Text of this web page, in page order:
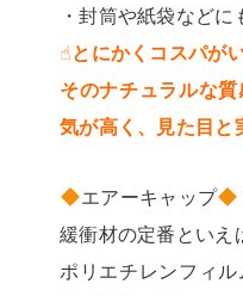
・封筒や紙袋などに
☝️とにかくコスパが
そのナチュラルな
気が高く、見た目と
エアーキャップ
緩衝材の定番といえ
ポリエチレンフィ